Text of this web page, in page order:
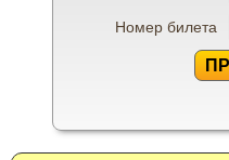
Номер билета